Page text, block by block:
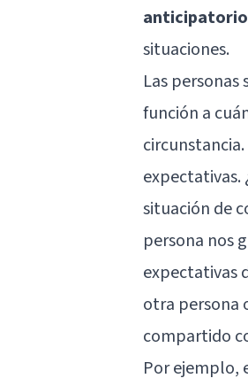
anticipatorio
situaciones.
Las
función a
expectativas.
situación de
persona nos
expectativas
otra persona
compartido
Por ejemplo,